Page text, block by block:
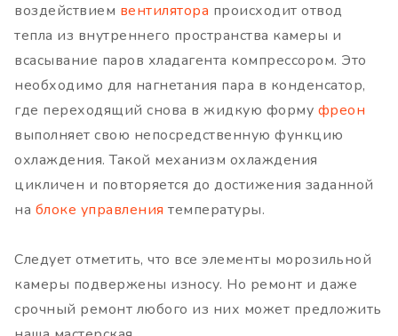
воздействием вентилятора происходит отвод
тепла из внутреннего пространства камеры и
всасывание паров хладагента компрессором. Это
необходимо для нагнетания пара в конденсатор,
где переходящий снова в жидкую форму фреон
выполняет свою непосредственную функцию
охлаждения. Такой механизм охлаждения
цикличен и повторяется до достижения заданной
на блоке управления температуры.
Следует отметить, что все элементы морозильной
камеры подвержены износу. Но ремонт и даже
срочный ремонт любого из них может предложить